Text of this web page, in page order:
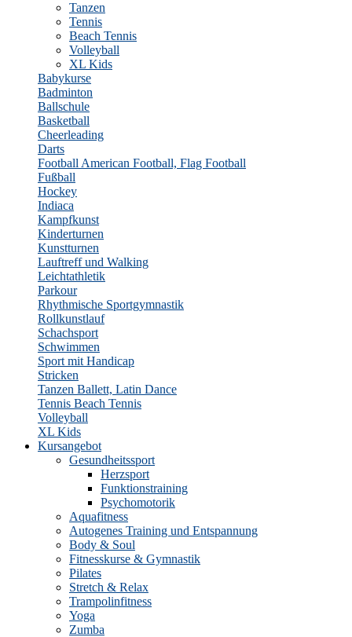
Tanzen
Tennis
Beach Tennis
Volleyball
XL Kids
Babykurse
Badminton
Ballschule
Basketball
Cheerleading
Darts
Football American Football, Flag Football
Fußball
Hockey
Indiaca
Kampfkunst
Kinderturnen
Kunstturnen
Lauftreff und Walking
Leichtathletik
Parkour
Rhythmische Sportgymnastik
Rollkunstlauf
Schachsport
Schwimmen
Sport mit Handicap
Stricken
Tanzen Ballett, Latin Dance
Tennis Beach Tennis
Volleyball
XL Kids
Kursangebot
Gesundheitssport
Herzsport
Funktionstraining
Psychomotorik
Aquafitness
Autogenes Training und Entspannung
Body & Soul
Fitnesskurse & Gymnastik
Pilates
Stretch & Relax
Trampolinfitness
Yoga
Zumba